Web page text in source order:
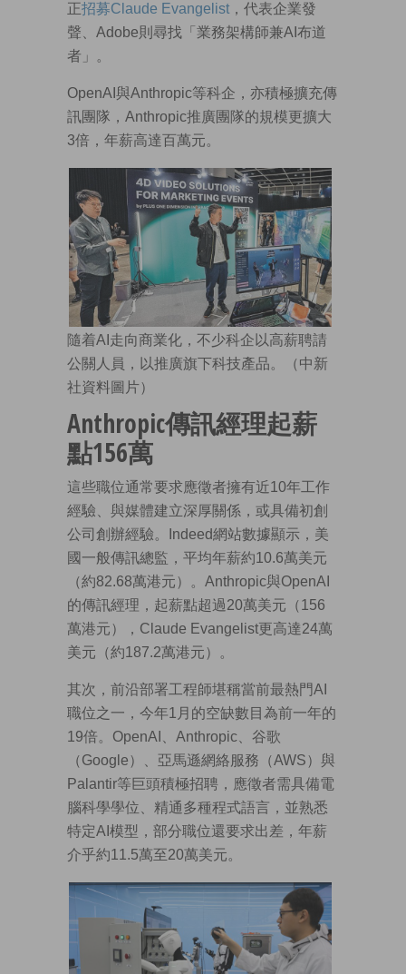
正招募Claude Evangelist ，代表企業發
聲、Adobe則尋找「業務架構師兼AI布道
者」。
OpenAI與Anthropic等科企，亦積極擴充傳
訊團隊，Anthropic推廣團隊的規模更擴大
3倍，年薪高達百萬元。
隨着AI走向商業化，不少科企以高薪聘請
公關人員，以推廣旗下科技產品。（中新
社資料圖片）
Anthropic傳訊經理起薪
點156萬
這些職位通常要求應徵者擁有近10年工作
經驗、與媒體建立深厚關係，或具備初創
公司創辦經驗。Indeed網站數據顯示，美
國一般傳訊總監，平均年薪約10.6萬美元
（約82.68萬港元）。Anthropic與OpenAI
的傳訊經理，起薪點超過20萬美元（156
萬港元），Claude Evangelist更高達24萬
美元（約187.2萬港元）。
其次，前沿部署工程師堪稱當前最熱門AI
職位之一，今年1月的空缺數目為前一年的
19倍。OpenAI、Anthropic、谷歌
（Google）、亞馬遜網絡服務（AWS）與
Palantir等巨頭積極招聘，應徵者需具備電
腦科學學位、精通多種程式語言，並熟悉
特定AI模型，部分職位還要求出差，年薪
介乎約11.5萬至20萬美元。